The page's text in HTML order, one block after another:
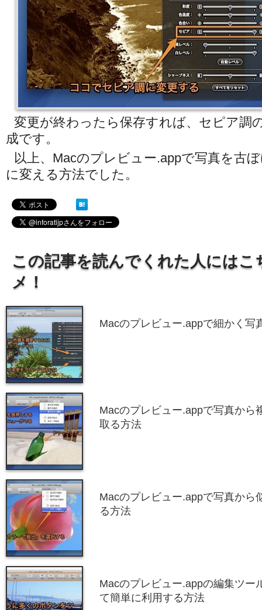
変更が終わったら保存すれば、セピア調
成です。
以上、Macのプレビュー.appで写真を古
に変える方法でした。
この記事を読んでくれた人にはこ
メ！
Macのプレビュー.appで細かく写
Macのプレビュー.appで写真から
取る方法
Macのプレビュー.appで写真から
る方法
Macのプレビュー.appの編集ツー
て簡単に利用する方法